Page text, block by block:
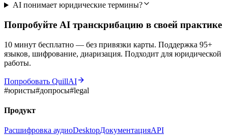
AI понимает юридические термины?
Попробуйте AI транскрибацию в своей практике
10 минут бесплатно — без привязки карты. Поддержка 95+
языков, шифрование, диаризация. Подходит для юридической
работы.
Попробовать QuillAI
#юристы#допросы#legal
Продукт
Расшифровка аудиоDesktopДокументацияAPI